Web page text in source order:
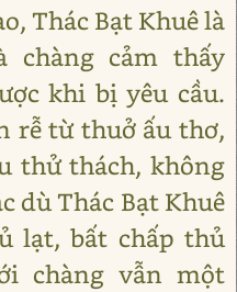
Thác Bạt Khuê là
chàng cảm thấy
khi bị yêu cầu.
rễ từ thuở ấu thơ,
thử thách, không
dù Thác Bạt Khuê
lạt, bất chấp thủ
chàng vẫn một